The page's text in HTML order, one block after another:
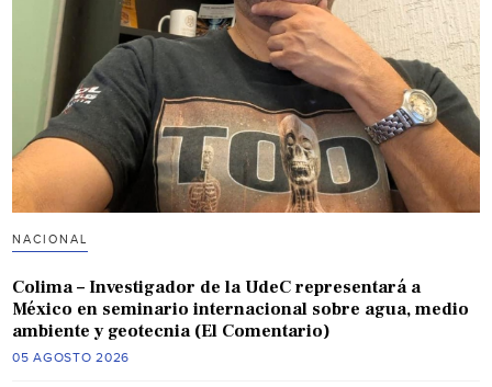
NACIONAL
Colima – Investigador de la UdeC representará a
México en seminario internacional sobre agua, medio
ambiente y geotecnia (El Comentario)
05 AGOSTO 2026